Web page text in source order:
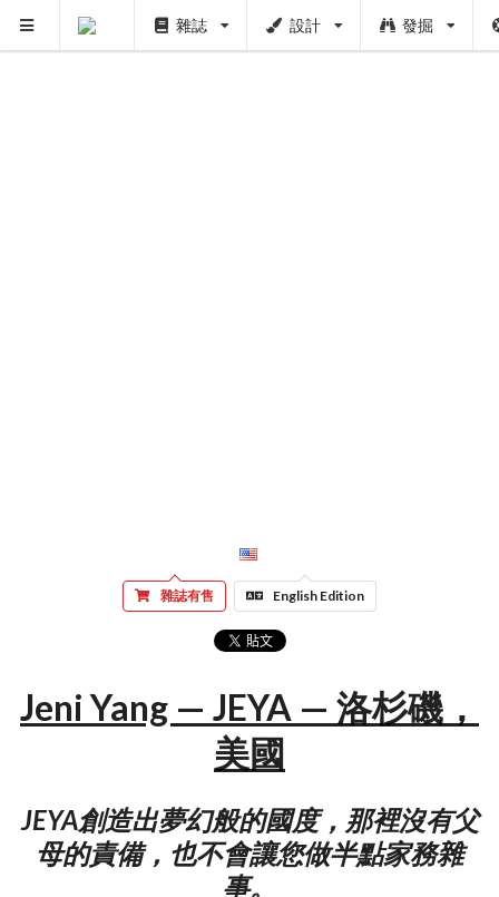
雜誌 設計 發掘
雜誌有售 English Edition
Jeni Yang — JEYA — 洛杉磯，
美國
JEYA創造出夢幻般的國度，那裡沒有父
母的責備，也不會讓您做半點家務雜
事。